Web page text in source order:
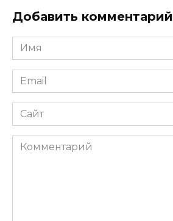
Добавить комментарий
Имя
*
Email
*
Сайт
Комментарий